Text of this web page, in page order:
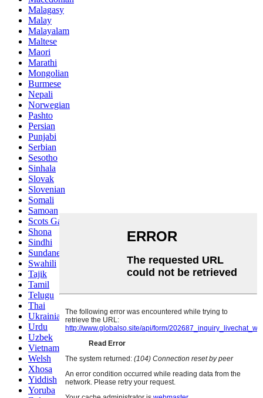
Malagasy
Malay
Malayalam
Maltese
Maori
Marathi
Mongolian
Burmese
Nepali
Norwegian
Pashto
Persian
Punjabi
Serbian
Sesotho
Sinhala
Slovak
Slovenian
Somali
Samoan
Scots Gaelic
Shona
Sindhi
Sundanese
Swahili
Tajik
Tamil
Telugu
Thai
Ukrainian
Urdu
Uzbek
Vietnamese
Welsh
Xhosa
Yiddish
Yoruba